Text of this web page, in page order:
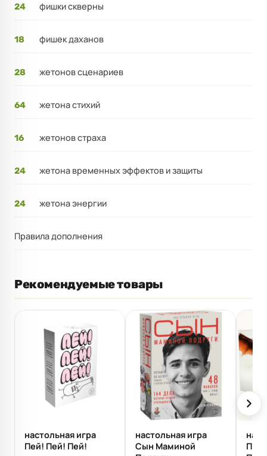
24 фишки скверны
18 фишек даханов
28 жетонов сценариев
64 жетона стихий
16 жетонов страха
24 жетона временных эффектов и защиты
24 жетона энергии
Правила дополнения
Рекомендуемые товары
настольная игра
Пей! Пей! Пей!
настольная игра
Сын Маминой